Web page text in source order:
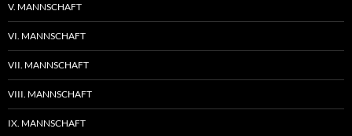
V. MANNSCHAFT
VI. MANNSCHAFT
VII. MANNSCHAFT
VIII. MANNSCHAFT
IX. MANNSCHAFT